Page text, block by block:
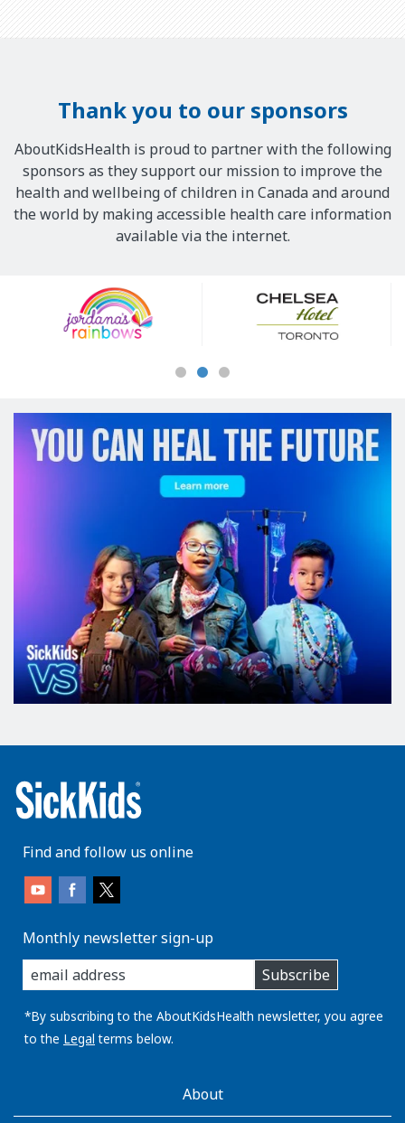
Thank you to our sponsors
AboutKidsHealth is proud to partner with the following
sponsors as they support our mission to improve the
health and wellbeing of children in Canada and around
the world by making accessible health care information
available via the internet.
Sponsors
Find and follow us online
Monthly newsletter sign-up
enter
you
email
address:
Subscribe
*By subscribing to the AboutKidsHealth newsletter, you agree
to the Legal terms below.
AboutKidsHealthAbout